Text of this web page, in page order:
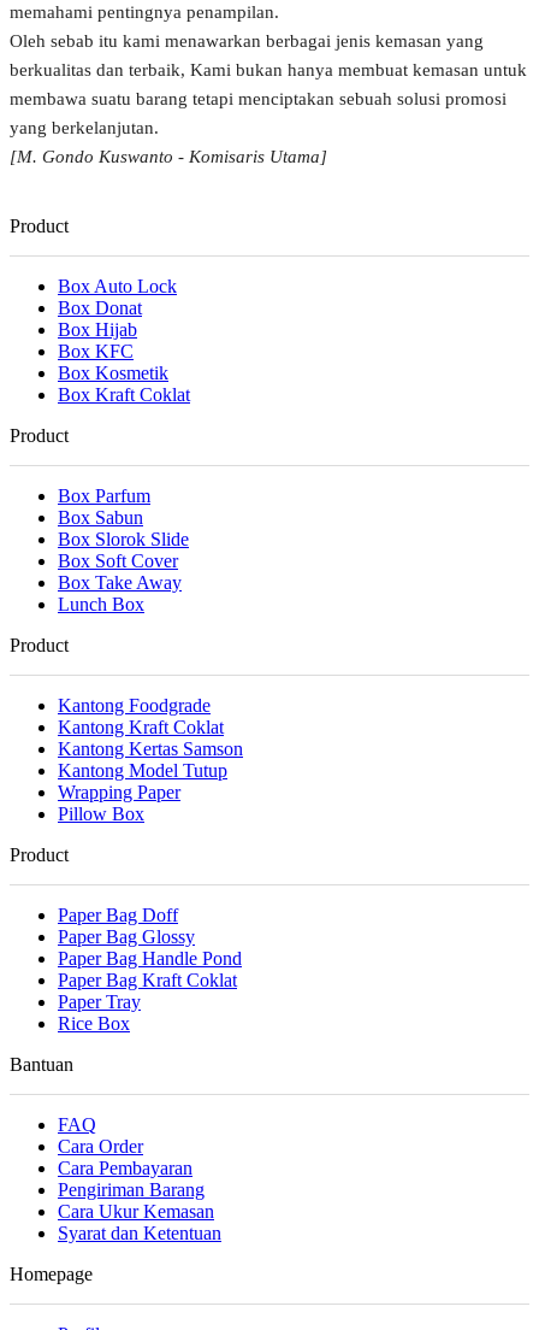
memahami pentingnya penampilan.
Oleh sebab itu kami menawarkan berbagai jenis kemasan yang
berkualitas dan terbaik, Kami bukan hanya membuat kemasan untuk
membawa suatu barang tetapi menciptakan sebuah solusi promosi
yang berkelanjutan.
[M. Gondo Kuswanto - Komisaris Utama]
Product
Box Auto Lock
Box Donat
Box Hijab
Box KFC
Box Kosmetik
Box Kraft Coklat
Product
Box Parfum
Box Sabun
Box Slorok Slide
Box Soft Cover
Box Take Away
Lunch Box
Product
Kantong Foodgrade
Kantong Kraft Coklat
Kantong Kertas Samson
Kantong Model Tutup
Wrapping Paper
Pillow Box
Product
Paper Bag Doff
Paper Bag Glossy
Paper Bag Handle Pond
Paper Bag Kraft Coklat
Paper Tray
Rice Box
Bantuan
FAQ
Cara Order
Cara Pembayaran
Pengiriman Barang
Cara Ukur Kemasan
Syarat dan Ketentuan
Homepage